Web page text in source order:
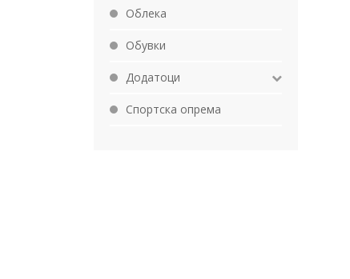
Облека
Обувки
Додатоци
Спортска опрема